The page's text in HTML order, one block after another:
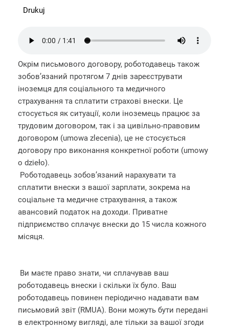
Drukuj
Окрім письмового договору, роботодавець також
зобов’язаний протягом 7 днів зареєструвати
іноземця для соціального та медичного
страхування та сплатити страхові внески. Це
стосується як ситуації, коли іноземець працює за
трудовим договором, так і за цивільно-правовим
договором (umowа zlecenia), це не стосується
договору про виконання конкретної роботи (umowy
o dzieło).
Роботодавець зобов’язаний нарахувати та
сплатити внески з вашої зарплати, зокрема на
соціальне та медичне страхування, а також
авансовий податок на доходи. Приватне
підприємство сплачує внески до 15 числа кожного
місяця.
Ви маєте право знати, чи сплачував ваш
роботодавець внески і скільки їх було. Ваш
роботодавець повинен періодично надавати вам
письмовий звіт (RMUA). Вони можуть бути передані
в електронному вигляді, але тільки за вашої згоди